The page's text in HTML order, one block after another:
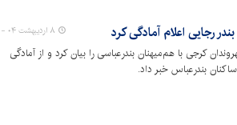
رجایی اعلام آمادگی کرد
کرجی با هم‌میهنان بندرعباسی را بیان کرد و از آمادگی
بندرعباس خبر داد.
۸ اردیبهشت ۰۴ - ۱۱:۳۵